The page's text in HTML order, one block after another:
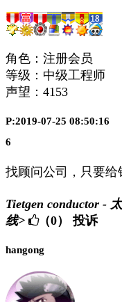
角色：注册会员
等级：中级工程师
声望： 4153
P:2019-07-25 08:50:16
6
找顾问公司，只要给
Tietgen conductor -
线>
（0） 投诉
hangong